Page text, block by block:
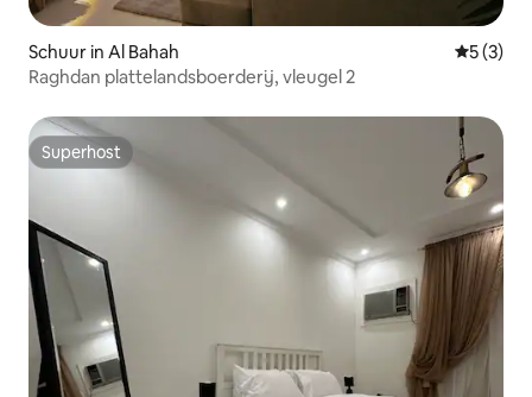
Schuur in Al Bahah
5 (3)
Raghdan plattelandsboerderij, vleugel 2
Superhost
Superhost